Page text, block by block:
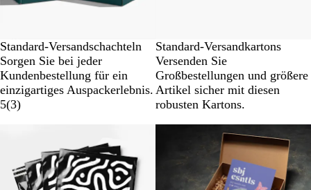
Standard-Versandschachteln
Sorgen Sie bei jeder
Kundenbestellung für ein
einzigartiges Auspackerlebnis.
5(3)
Standard-Versandkartons
Versenden Sie
Großbestellungen und größere
Artikel sicher mit diesen
robusten Kartons.